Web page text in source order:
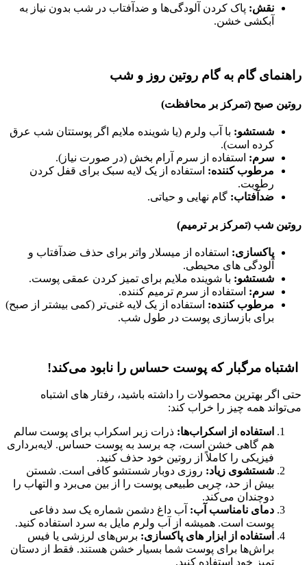
نقش: پاک کردن آلودگی‌ها و ضدآفتاب در شب بدون نیاز به
آبکشی خشن.
راهنمای گام‌ به‌ گام روتین روز و شب
روتین صبح (تمرکز بر محافظت)
شستشو: با آب ولرم (یا شوینده ملایم اگر پوستتان شب عرق
کرده است).
سرم: استفاده از سرم آرام‌ بخش (در صورت نیاز).
مرطوب‌ کننده: استفاده از یک لایه سبک برای قفل کردن
رطوبت.
ضدآفتاب: گام نهایی و حیاتی.
روتین شب (تمرکز بر ترمیم)
پاکسازی: استفاده از میسلار واتر برای حذف ضدآفتاب و
آلودگی‌ های محیطی.
شستشو: با شوینده ملایم برای تمیز کردن عمقی پوست.
سرم: استفاده از سرم ترمیم‌ کننده.
مرطوب‌ کننده: استفاده از یک لایه غنی‌تر (کمی بیشتر از صبح)
برای بازسازی پوست در طول شب.
اشتباه مرگبار که پوست حساس را نابود می‌کند!
حتی اگر بهترین محصولات را داشته باشید، رفتار های اشتباه
می‌تواند همه چیز را خراب کند:
استفاده از اسکراب‌ها: ذرات زبر اسکراب برای پوست سالم
هم گاهی خشن است، چه برسد به پوست حساس. لایه‌برداری
فیزیکی را کاملاً از روتین خود حذف کنید.
شستشوی زیاد: روزی دوبار شستشو کافی است. شستن
بیش از حد، چربی طبیعی پوست را از بین می‌برد و التهاب را
دوچندان می‌کند.
دمای نامناسب آب: آب داغ دشمن شماره یک سد دفاعی
پوست است. همیشه از آب ولرم مایل به سرد استفاده کنید.
استفاده از ابزار های پاکسازی: برس‌های لرزشی یا فیس‌
براش‌ها برای پوست شما بسیار خشن هستند. فقط از دستان
تمیز خود استفاده کنید.